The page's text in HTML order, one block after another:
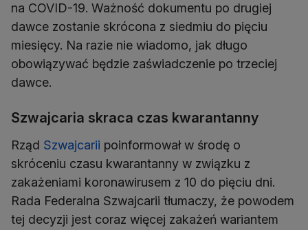
na COVID-19. Ważność dokumentu po drugiej
dawce zostanie skrócona z siedmiu do pięciu
miesięcy. Na razie nie wiadomo, jak długo
obowiązywać będzie zaświadczenie po trzeciej
dawce.
Szwajcaria skraca czas kwarantanny
Rząd Szwajcarii poinformował w środę o
skróceniu czasu kwarantanny w związku z
zakażeniami koronawirusem z 10 do pięciu dni.
Rada Federalna Szwajcarii tłumaczy, że powodem
tej decyzji jest coraz więcej zakażeń wariantem